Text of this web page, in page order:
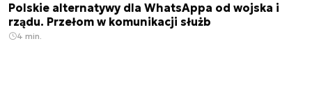
Polskie alternatywy dla WhatsAppa od wojska i
rządu. Przełom w komunikacji służb
4 min.